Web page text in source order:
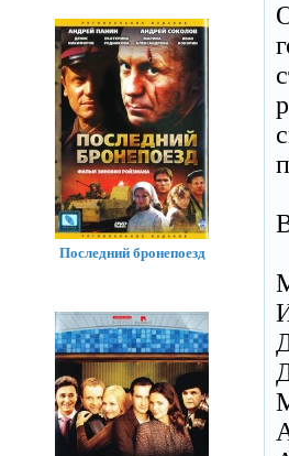
Последний бронепоезд